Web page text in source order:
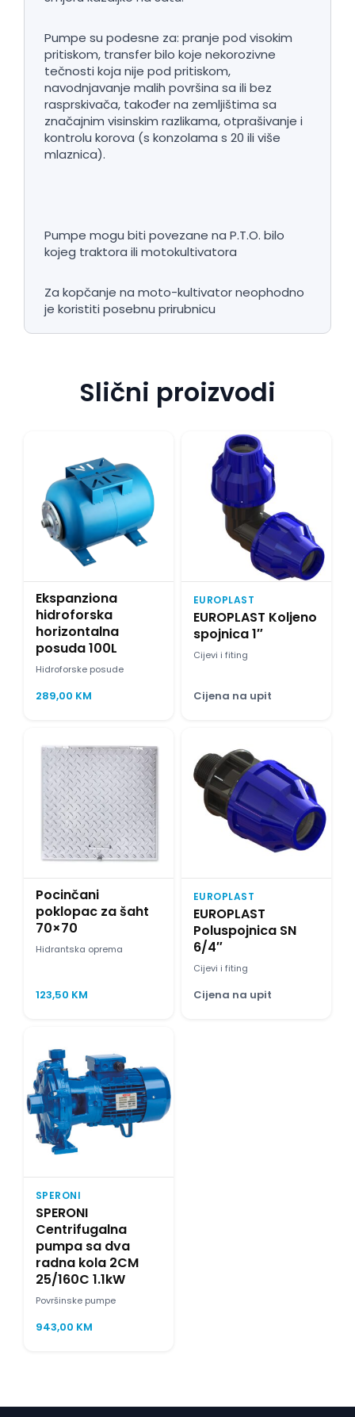
Pumpe su podesne za: pranje pod visokim
pritiskom, transfer bilo koje nekorozivne
tečnosti koja nije pod pritiskom,
navodnjavanje malih površina sa ili bez
rasprskivača, također na zemljištima sa
značajnim visinskim razlikama, otprašivanje i
kontrolu korova (s konzolama s 20 ili više
mlaznica).
Pumpe mogu biti povezane na P.T.O. bilo
kojeg traktora ili motokultivatora
Za kopčanje na moto-kultivator neophodno
je koristiti posebnu prirubnicu
Slični proizvodi
Ekspanziona
hidroforska
horizontalna
posuda 100L
Hidroforske posude
289,00 KM
EUROPLAST
EUROPLAST Koljeno
spojnica 1″
Cijevi i fiting
Cijena na upit
Pocinčani
poklopac za šaht
70×70
Hidrantska oprema
123,50 KM
EUROPLAST
EUROPLAST
Poluspojnica SN
6/4″
Cijevi i fiting
Cijena na upit
SPERONI
SPERONI
Centrifugalna
pumpa sa dva
radna kola 2CM
25/160C 1.1kW
Površinske pumpe
943,00 KM